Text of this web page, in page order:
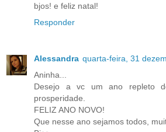
bjos! e feliz natal!
Responder
Alessandra quarta-feira, 31
Aninha...
Desejo a vc um ano repleto
prosperidade.
FELIZ ANO NOVO!
Que nesse ano sejamos todos,